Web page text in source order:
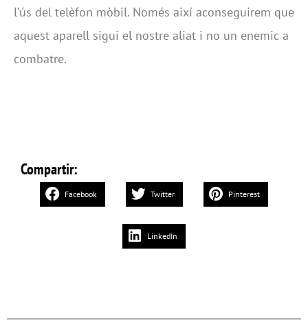
l’ús del telèfon mòbil. Només així aconseguirem que
aquest aparell sigui el nostre aliat i no un enemic a
combatre.
Compartir:
Facebook Twitter Pinterest
LinkedIn